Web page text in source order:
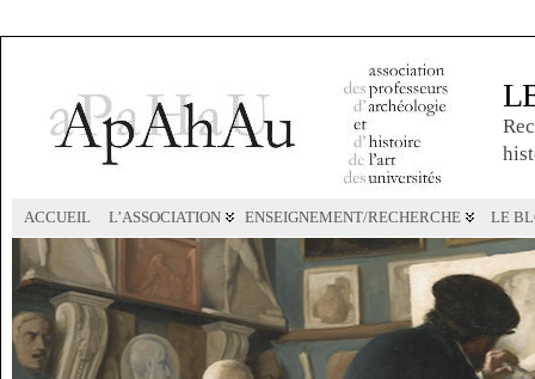
ACCUEIL L’ASSOCIATION ENSEIGNEMENT/RECHERCHE LE